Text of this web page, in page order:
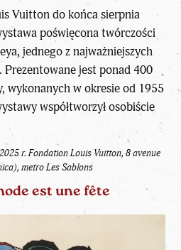
Vuitton do końca sierpnia
poświęcona twórczości
jednego z najważniejszych
Prezentowane jest ponad 400
wykonanych w okresie od 1955
współtworzył osobiście
r. Fondation Louis Vuitton, 8 avenue
metro Les Sablons
est une fête